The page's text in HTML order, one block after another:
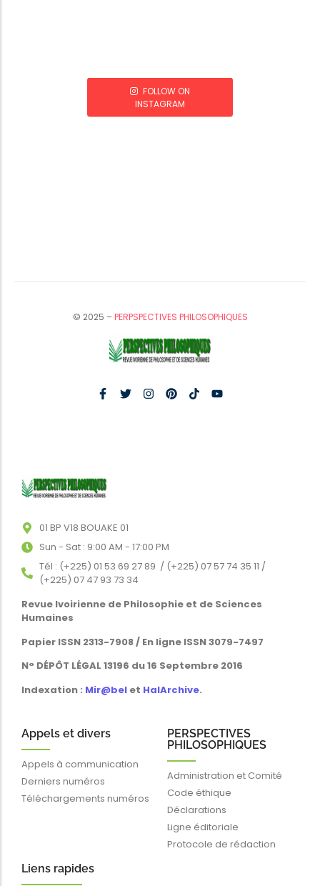
FOLLOW ON
INSTAGRAM
© 2025 –PERPSPECTIVES PHILOSOPHIQUES
01 BP V18 BOUAKE 01
Sun - Sat : 9:00 AM - 17:00 PM
Tél : (+225) 01 53 69 27 89 / (+225) 07 57 74 35 11 /
(+225) 07 47 93 73 34
Revue Ivoirienne de Philosophie et de Sciences
Humaines
Papier ISSN 2313-7908 / En ligne ISSN 3079-7497
N° DÉPÔT LÉGAL 13196 du 16 Septembre 2016
Indexation : Mir@bel et HalArchive.
Appels et divers
Appels à communication
Derniers numéros
Téléchargements numéros
PERSPECTIVES
PHILOSOPHIQUES
Administration et Comité
Code éthique
Déclarations
Ligne éditoriale
Protocole de rédaction
Liens rapides